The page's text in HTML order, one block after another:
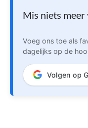
Mis niets
Voeg ons toe als
dagelijks op de
Volgen op